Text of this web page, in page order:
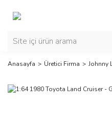
Anasayfa Üretici Firma Johnny